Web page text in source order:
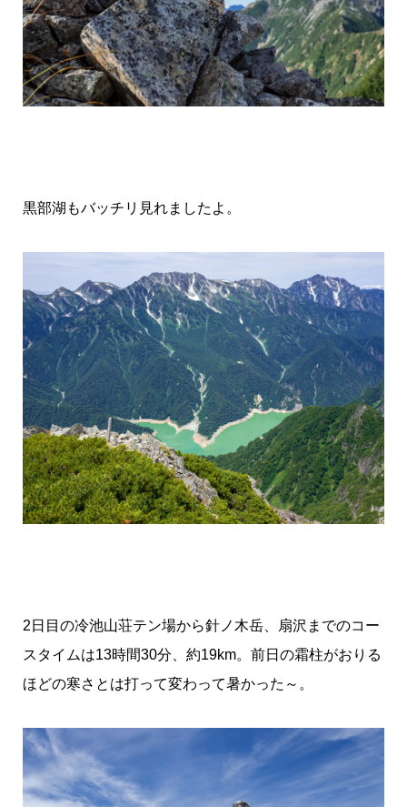
黒部湖もバッチリ見れましたよ。
2日目の冷池山荘テン場から針ノ木岳、扇沢までのコー
スタイムは13時間30分、約19km。前日の霜柱がおりる
ほどの寒さとは打って変わって暑かった～。